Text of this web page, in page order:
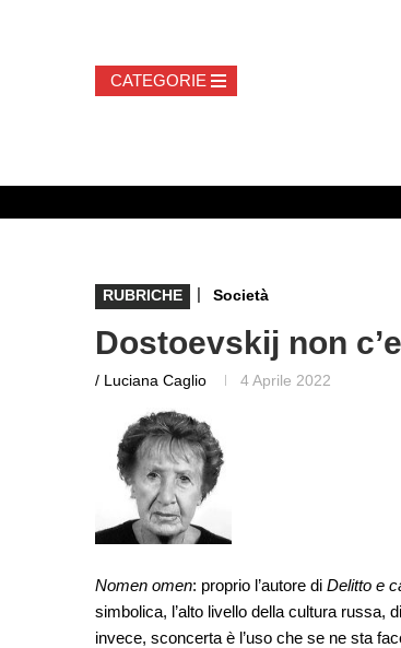
RUBRICHE | Società
Dostoevskij non
/ Luciana Caglio 4 Aprile 2022
Nomen omen: proprio l’autore di Delitto e
simbolica, l’alto livello della cultura russa,
invece, sconcerta è l’uso che se ne sta